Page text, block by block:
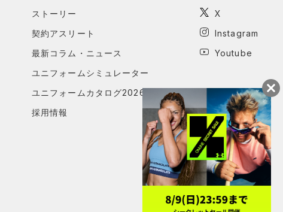
ストーリー
契約アスリート
最新コラム・ニュース
ユニフォームシミュレーター
ユニフォームカタログ2026
採用情報
X
Instagram
Youtube